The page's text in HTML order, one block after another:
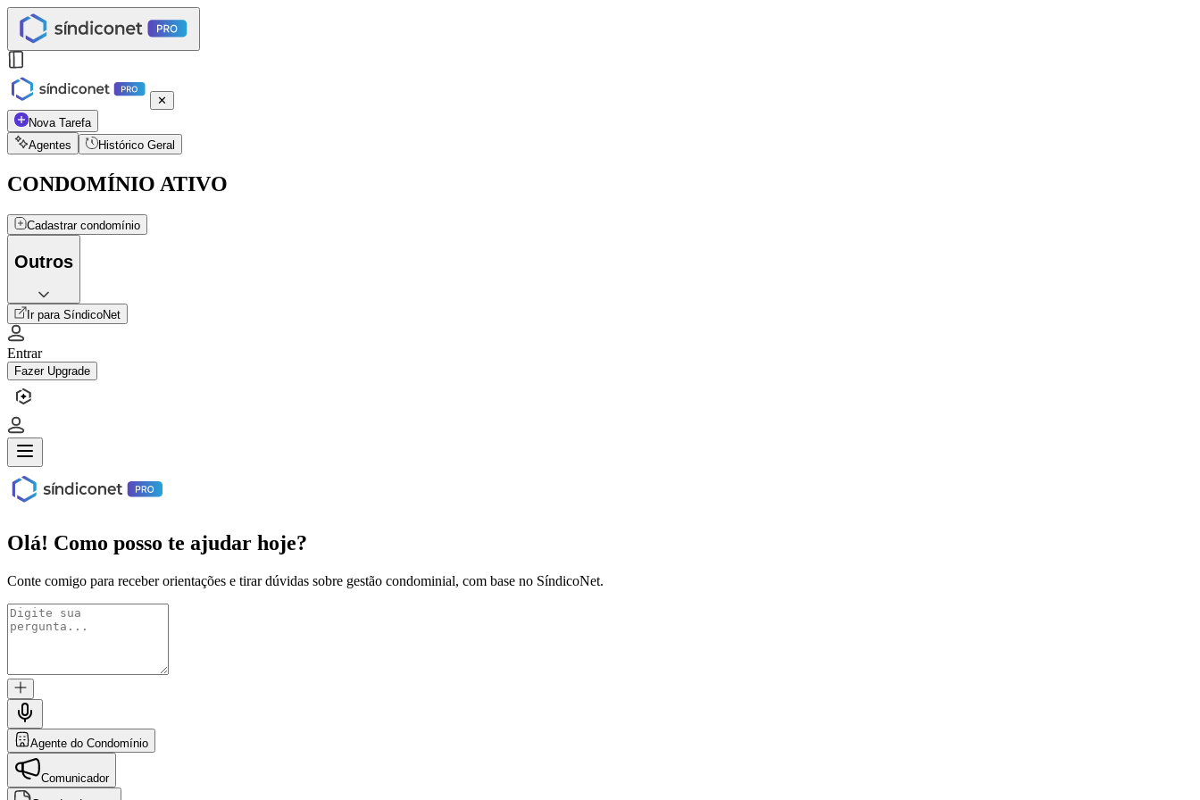
✕
Nova Tarefa
Agentes
Histórico Geral
CONDOMÍNIO ATIVO
Cadastrar condomínio
Outros
Ir para SíndicoNet
Entrar
Fazer Upgrade
Olá! Como posso te ajudar hoje?
Conte comigo para receber orientações e tirar dúvidas sobre gestão condominial, com base no SíndicoNet.
Agente do Condomínio
Comunicador